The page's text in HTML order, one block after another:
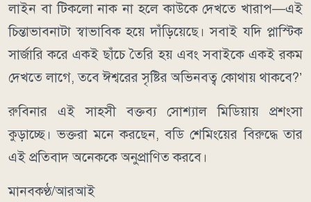
লাইন বা টিকলো নাক না হলে কাউকে দেখতে খারাপ—এই
চিন্তাভাবনাটা স্বাভাবিক হয়ে দাঁড়িয়েছে। সবাই যদি প্লাস্টিক
সার্জারি করে একই ছাঁচে তৈরি হয় এবং সবাইকে একই রকম
দেখতে লাগে, তবে ঈশ্বরের সৃষ্টির অভিনবত্ব কোথায় থাকবে?’
রুবিনার এই সাহসী বক্তব্য সোশ্যাল মিডিয়ায় প্রশংসা
কুড়াচ্ছে। ভক্তরা মনে করছেন, বডি শেমিংয়ের বিরুদ্ধে তার
এই প্রতিবাদ অনেককে অনুপ্রাণিত করবে।
মানবকণ্ঠ/আরআই